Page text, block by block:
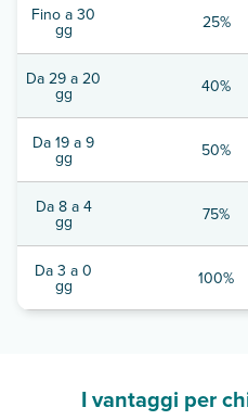
Fino a 30
gg 25%
Da 29 a 20
gg 40%
Da 19 a 9
gg 50%
Da 8 a 4
gg 75%
Da 3 a 0
gg 100%
I vantaggi per